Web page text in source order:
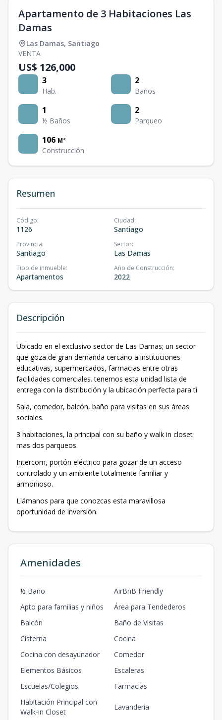
Apartamento de 3 Habitaciones Las
Damas
Las Damas, Santiago
VENTA
US$ 126,000
3
Hab.
2
Baños
1
½ Baños
2
Parqueo
106 M²
Construcción
Resumen
Código:
1126
Ciudad:
Santiago
Provincia:
Santiago
Sector:
Las Damas
Tipo de inmueble:
Apartamentos
Año de Construcción:
2022
Descripción
Ubicado en el exclusivo sector de Las Damas; un sector
que goza de gran demanda cercano a instituciones
educativas, supermercados, farmacias entre otras
facilidades comerciales. tenemos esta unidad lista de
entrega con la distribución y la ubicación perfecta para ti.
Sala, comedor, balcón, baño para visitas en sus áreas
sociales.
3 habitaciones, la principal con su baño y walk in closet
mas dos parqueos.
Intercom, portón eléctrico para gozar de un acceso
controlado y un ambiente totalmente familiar y
armonioso.
Llámanos para que conozcas esta maravillosa
oportunidad de inversión.
Amenidades
½ Baño
AirBnB Friendly
Apto para familias y niños
Área para Tendederos
Balcón
Baño de Visitas
Cisterna
Cocina
Cocina con desayunador
Comedor
Elementos Básicos
Escaleras
Escuelas/Colegios
Farmacias
Habitación Principal con
Walk-in Closet
Lavanderia